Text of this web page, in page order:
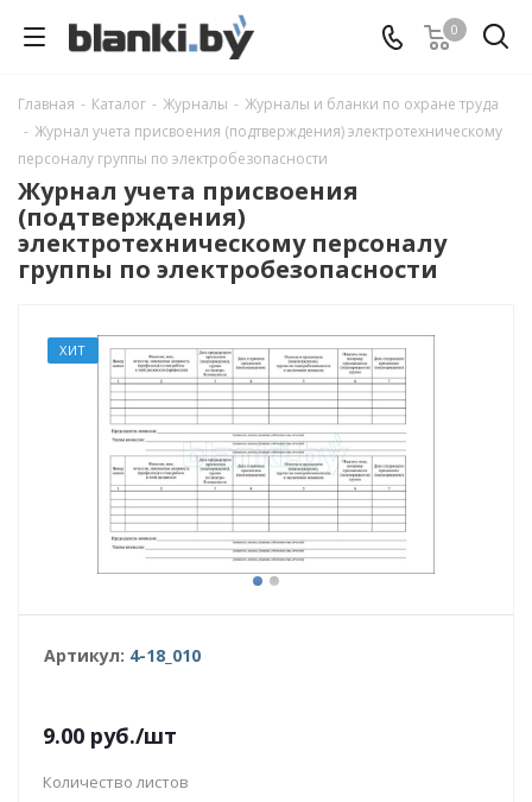
0
Главная - Каталог - Журналы - Журналы и бланки по охране труда
- Журнал учета присвоения (подтверждения) электротехническому
персоналу группы по электробезопасности
Журнал учета присвоения
(подтверждения)
электротехническому персоналу
группы по электробезопасности
ХИТ
Артикул: 4-18_010
9.00 руб./шт
Количество листов